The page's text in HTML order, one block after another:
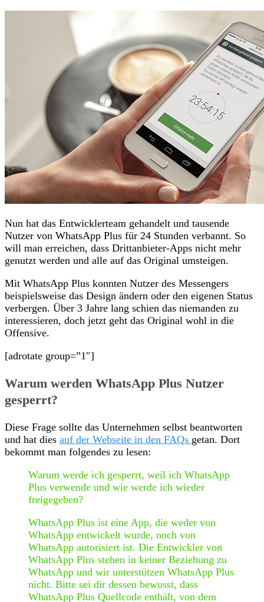
Nun hat das Entwicklerteam gehandelt und tausende
Nutzer von WhatsApp Plus für 24 Stunden verbannt. So
will man erreichen, dass Drittanbieter-Apps nicht mehr
genutzt werden und alle auf das Original umsteigen.
Mit WhatsApp Plus konnten Nutzer des Messengers
beispielsweise das Design ändern oder den eigenen Status
verbergen. Über 3 Jahre lang schien das niemanden zu
interessieren, doch jetzt geht das Original wohl in die
Offensive.
[adrotate group=”1″]
Warum werden WhatsApp Plus Nutzer
gesperrt?
Diese Frage sollte das Unternehmen selbst beantworten
und hat dies auf der Webseite in den FAQs getan. Dort
bekommt man folgendes zu lesen:
Warum werde ich gesperrt, weil ich WhatsApp
Plus verwende und wie werde ich wieder
freigegeben?
WhatsApp Plus ist eine App, die weder von
WhatsApp entwickelt wurde, noch von
WhatsApp autorisiert ist. Die Entwickler von
WhatsApp Plus stehen in keiner Beziehung zu
WhatsApp und wir unterstützen WhatsApp Plus
nicht. Bitte sei dir dessen bewusst, dass
WhatsApp Plus Quellcode enthält, von dem